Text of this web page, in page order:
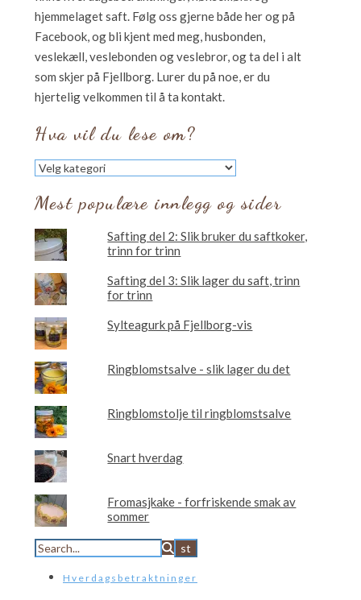
hjemmelaget saft. Følg oss gjerne både her og på
Facebook, og bli kjent med meg, husbonden,
veslekæll, veslebonden og veslebror, og ta del i alt
som skjer på Fjellborg. Lurer du på noe, er du
hjertelig velkommen til å ta kontakt.
Hva vil du lese om?
Hva
vil
du
lese
Mest populære innlegg og sider
Safting del 2: Slik bruker du saftkoker,
trinn for trinn
Safting del 3: Slik lager du saft, trinn
for trinn
Sylteagurk på Fjellborg-vis
Ringblomstsalve - slik lager du det
Ringblomstolje til ringblomstsalve
Snart hverdag
Fromasjkake - forfriskende smak av
sommer
Hverdagsbetraktninger